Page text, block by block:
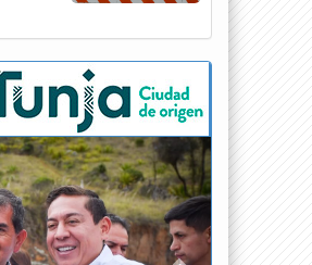
Next